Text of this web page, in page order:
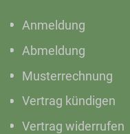
Anmeldung
Abmeldung
Musterrechnung
Vertrag kündigen
Vertrag widerrufen